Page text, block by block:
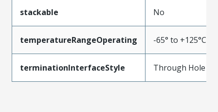
stackable No
temperatureRangeOperating -65° to +125°C
terminationInterfaceStyle Through Hole